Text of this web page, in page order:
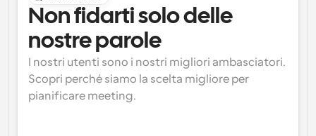
Non fidarti solo delle
nostre parole
I nostri utenti sono i nostri migliori ambasciatori.
Scopri perché siamo la scelta migliore per
pianificare meeting.